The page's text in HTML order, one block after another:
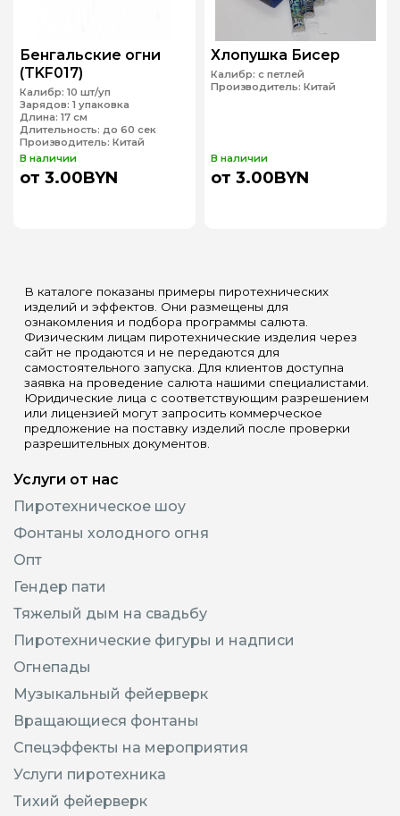
Бенгальские огни
(TKF017)
Калибр: 10 шт/уп
Зарядов: 1 упаковка
Длина: 17 см
Длительность: до 60 сек
Производитель: Китай
В наличии
от 3.00BYN
Хлопушка Бисер
Калибр: с петлей
Производитель: Китай
В наличии
от 3.00BYN
В каталоге показаны примеры пиротехнических
изделий и эффектов. Они размещены для
ознакомления и подбора программы салюта.
Физическим лицам пиротехнические изделия через
сайт не продаются и не передаются для
самостоятельного запуска. Для клиентов доступна
заявка на проведение салюта нашими специалистами.
Юридические лица с соответствующим разрешением
или лицензией могут запросить коммерческое
предложение на поставку изделий после проверки
разрешительных документов.
Услуги от нас
Пиротехническое шоу
Фонтаны холодного огня
Опт
Гендер пати
Тяжелый дым на свадьбу
Пиротехнические фигуры и надписи
Огнепады
Музыкальный фейерверк
Вращающиеся фонтаны
Спецэффекты на мероприятия
Услуги пиротехника
Тихий фейерверк